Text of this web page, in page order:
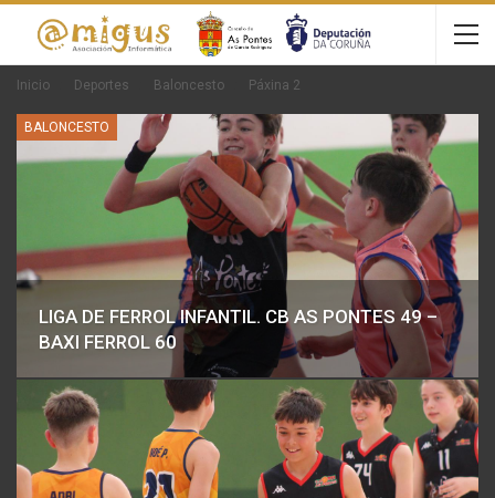
Inicio Deportes Baloncesto Páxina 2
BALONCESTO
LIGA DE FERROL INFANTIL. CB AS PONTES 49 –
BAXI FERROL 60